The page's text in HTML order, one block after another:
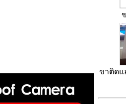
ขาติดแ